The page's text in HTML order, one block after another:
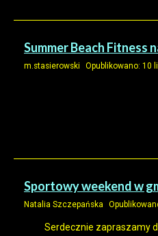
Summer Beach Fitness
m.stasierowski Opublikowano: 10
Sportowy weekend w
Natalia Szczepańska
Serdecznie zapraszamy